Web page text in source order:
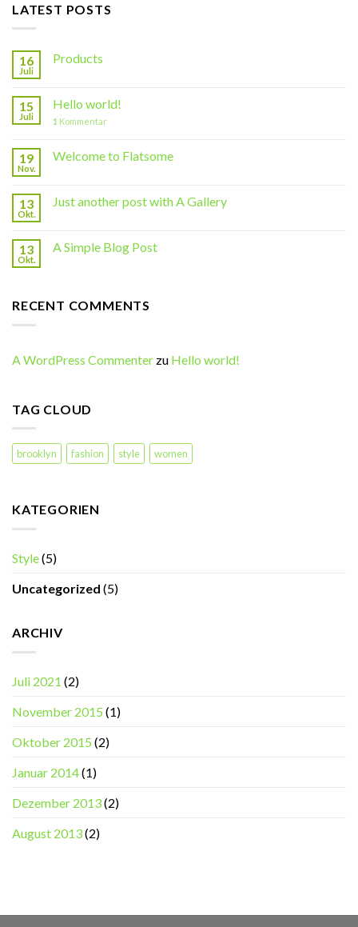
LATEST POSTS
16
Juli
Products
15
Juli
Hello world!
1 Kommentar
19
Nov.
Welcome to Flatsome
13
Okt.
Just another post with A Gallery
13
Okt.
A Simple Blog Post
RECENT COMMENTS
A WordPress Commenter zu Hello world!
TAG CLOUD
brooklyn fashion style women
KATEGORIEN
Style(5)
Uncategorized (5)
ARCHIV
Juli 2021 (2)
November 2015 (1)
Oktober 2015 (2)
Januar 2014(1)
Dezember 2013(2)
August 2013(2)